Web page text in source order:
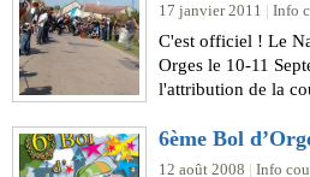
17 janvier 2011 | Info
C'est officiel ! Le
Orges le 10-11
l'attribution de la
6ème Bol
12 août 2008 | Info